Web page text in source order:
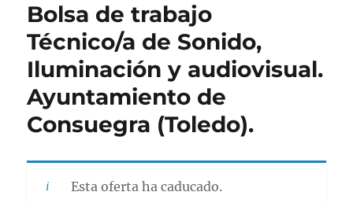
Bolsa de trabajo
Técnico/a de Sonido,
Iluminación y audiovisual.
Ayuntamiento de
Consuegra (Toledo).
Esta oferta ha caducado.